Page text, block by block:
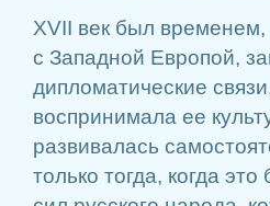
XVII век был
с Западной Европой,
дипломатические
воспринимала ее
развивалась
только тогда, когда